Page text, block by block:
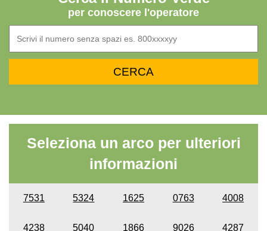
per conoscere l'operatore
Seleziona un arco per ulteriori
informazioni
7531 5324 1625 0763 4008
4238 5040 1866 9026 4287